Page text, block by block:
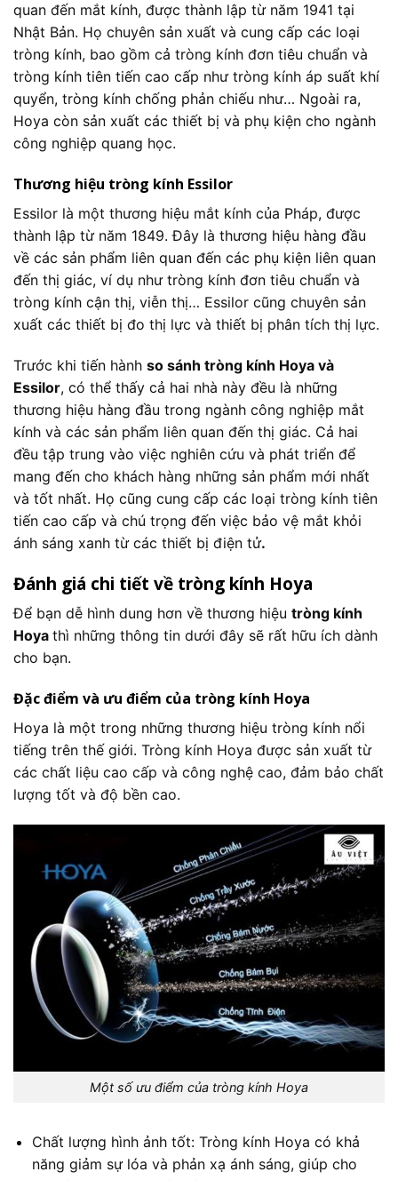
quan đến mắt kính, được thành lập từ năm 1941 tại
Nhật Bản. Họ chuyên sản xuất và cung cấp các loại
tròng kính, bao gồm cả tròng kính đơn tiêu chuẩn và
tròng kính tiên tiến cao cấp như tròng kính áp suất khí
quyển, tròng kính chống phản chiếu như… Ngoài ra,
Hoya còn sản xuất các thiết bị và phụ kiện cho ngành
công nghiệp quang học.
Thương hiệu tròng kính Essilor
Essilor là một thương hiệu mắt kính của Pháp, được
thành lập từ năm 1849. Đây là thương hiệu hàng đầu
về các sản phẩm liên quan đến các phụ kiện liên quan
đến thị giác, ví dụ như tròng kính đơn tiêu chuẩn và
tròng kính cận thị, viễn thị… Essilor cũng chuyên sản
xuất các thiết bị đo thị lực và thiết bị phân tích thị lực.
Trước khi tiến hành so sánh tròng kính Hoya và
Essilor, có thể thấy cả hai nhà này đều là những
thương hiệu hàng đầu trong ngành công nghiệp mắt
kính và các sản phẩm liên quan đến thị giác. Cả hai
đều tập trung vào việc nghiên cứu và phát triển để
mang đến cho khách hàng những sản phẩm mới nhất
và tốt nhất. Họ cũng cung cấp các loại tròng kính tiên
tiến cao cấp và chú trọng đến việc bảo vệ mắt khỏi
ánh sáng xanh từ các thiết bị điện tử.
Đánh giá chi tiết về tròng kính Hoya
Để bạn dễ hình dung hơn về thương hiệu tròng kính
Hoya thì những thông tin dưới đây sẽ rất hữu ích dành
cho bạn.
Đặc điểm và ưu điểm của tròng kính Hoya
Hoya là một trong những thương hiệu tròng kính nổi
tiếng trên thế giới. Tròng kính Hoya được sản xuất từ
các chất liệu cao cấp và công nghệ cao, đảm bảo chất
lượng tốt và độ bền cao.
Một số ưu điểm của tròng kính Hoya
Chất lượng hình ảnh tốt: Tròng kính Hoya có khả
năng giảm sự lóa và phản xạ ánh sáng, giúp cho